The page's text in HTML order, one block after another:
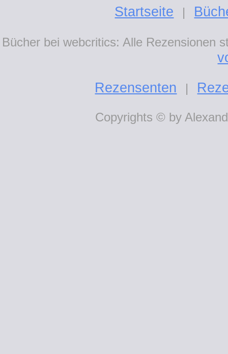
Startseite |
Bücher bei webcritics: Alle Rezensionen
Rezensenten
|
Copyrights © by